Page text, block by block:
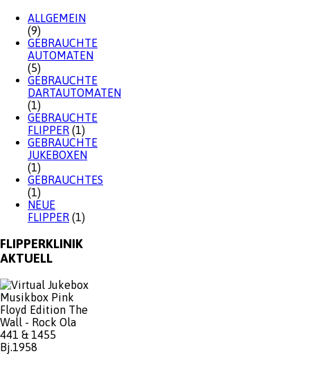
ALLGEMEIN
(9)
GEBRAUCHTE
AUTOMATEN
(5)
GEBRAUCHTE
DARTAUTOMATEN
(1)
GEBRAUCHTE
FLIPPER (1)
GEBRAUCHTE
JUKEBOXEN
(1)
GEBRAUCHTES
(1)
NEUE
FLIPPER (1)
FLIPPERKLINIK
AKTUELL